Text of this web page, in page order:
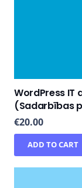
WordPress IT
(Sadarbības
€20.00
ADD TO CART